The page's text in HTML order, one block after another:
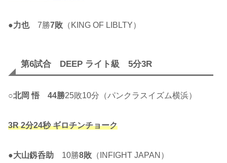
●力也7勝7敗 （KING OF LIBLTY）
第6試合 DEEP ライト級 5分3R
○北岡 悟 44勝25敗10分（パンクラスイズム横浜）
3R 2分24秒 ギロチンチョーク
●大山釼呑助 10勝8敗 （INFIGHT JAPAN）